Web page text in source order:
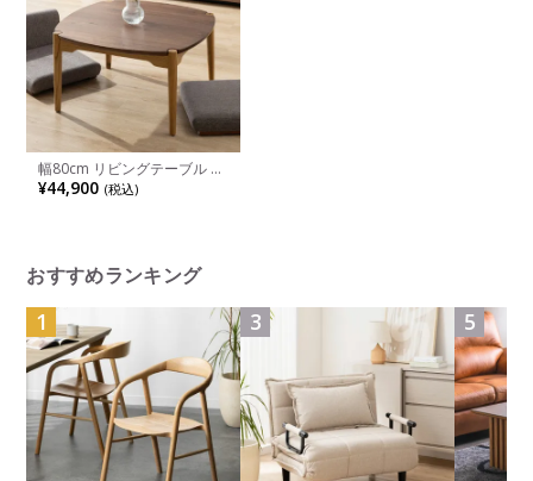
幅80cm リビングテーブル ツ
ートンカラー 天然木 オーク
ウォールナット センターテー
¥44,900 (税込)
おすすめランキング
1 3 5